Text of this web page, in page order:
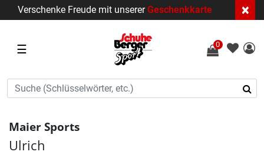
Verschenke Freude mit unsererGeschenkkarte ×
☰ 0
Maier Sports
Ulrich